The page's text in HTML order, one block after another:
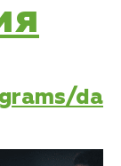
da